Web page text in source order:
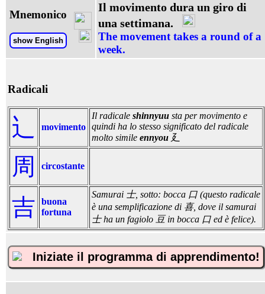
Mnemonico
show English
Il movimento dura un giro di
una settimana.
The movement takes a round of a
week.
Radicali
辶 movimento
Il radicale shinnyuu sta per movimento e
quindi ha lo stesso significato del radicale
molto simile ennyou 廴
周 circostante
吉
buona
fortuna
Samurai 士, sotto: bocca 口 (questo radicale
è una semplificazione di 喜, dove il samurai
士 ha un fagiolo 豆 in bocca 口 ed è felice).
Iniziate il programma di apprendimento!